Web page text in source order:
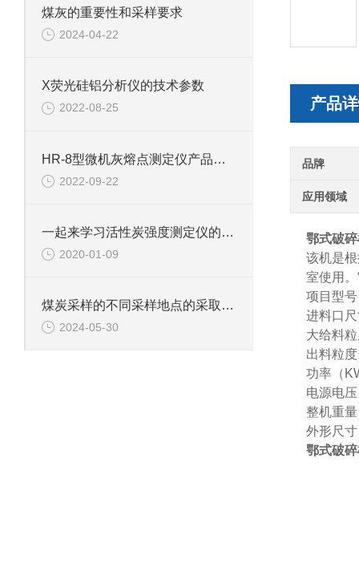
产品
品牌
应用领域
鄂式破
该机是
室使用
项
进料口
大给
出料
功率
电源
整机
外形尺
鄂式破
煤灰的重要性和采样要求
2024-04-22
X荧光硅铝分析仪的技术参数
2022-08-25
HR-8型微机灰熔点测定仪产品介绍
2022-09-22
一起来学习活性炭强度测定仪的操作步骤事项
2020-01-09
煤炭采样的不同采样地点的采取及采样工具
2024-05-30